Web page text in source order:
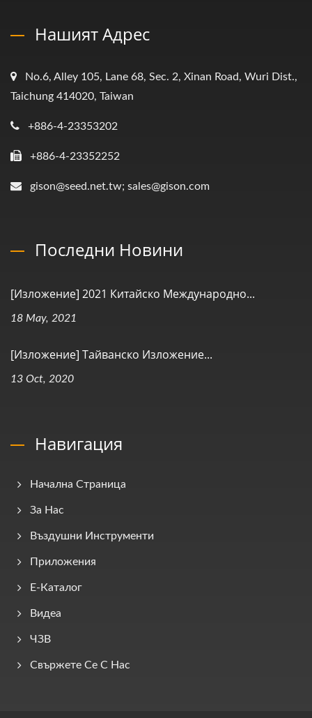
Нашият Адрес
No.6, Alley 105, Lane 68, Sec. 2, Xinan Road, Wuri Dist.,
Taichung 414020, Taiwan
+886-4-23353202
+886-4-23352252
gison@seed.net.tw; sales@gison.com
Последни Новини
[Изложение] 2021 Китайско Международно...
18 May, 2021
[Изложение] Тайванско Изложение...
13 Oct, 2020
Навигация
Начална Страница
За Нас
Въздушни Инструменти
Приложения
E-Каталог
Видеа
ЧЗВ
Свържете Се С Нас